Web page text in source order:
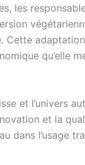
les
Cette
qu’elle
et l’univers
et la
dans l’usage